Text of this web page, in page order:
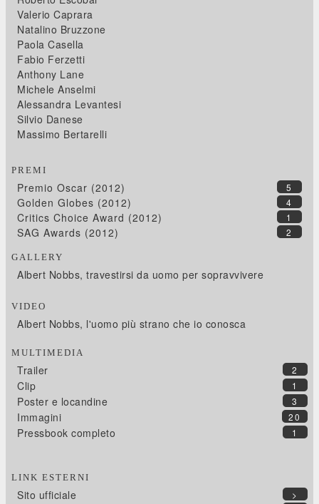
Valerio Caprara
Natalino Bruzzone
Paola Casella
Fabio Ferzetti
Anthony Lane
Michele Anselmi
Alessandra Levantesi
Silvio Danese
Massimo Bertarelli
PREMI
5
Premio Oscar (2012)
4
Golden Globes (2012)
1
Critics Choice Award (2012)
2
SAG Awards (2012)
GALLERY
Albert Nobbs, travestirsi da uomo per sopravvivere
VIDEO
Albert Nobbs, l'uomo più strano che io conosca
MULTIMEDIA
2
Trailer
1
Clip
3
Poster e locandine
20
Immagini
1
Pressbook completo
LINK ESTERNI
>
Sito ufficiale